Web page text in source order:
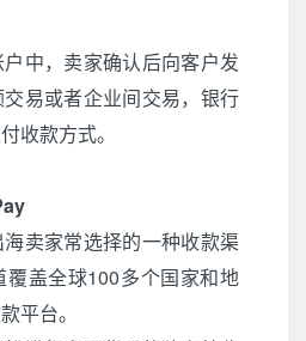
中，卖家确认后向客户发
易或者企业间交易，银行
收款方式。
卖家常选择的一种收款渠
盖全球100多个国家和地
平台。